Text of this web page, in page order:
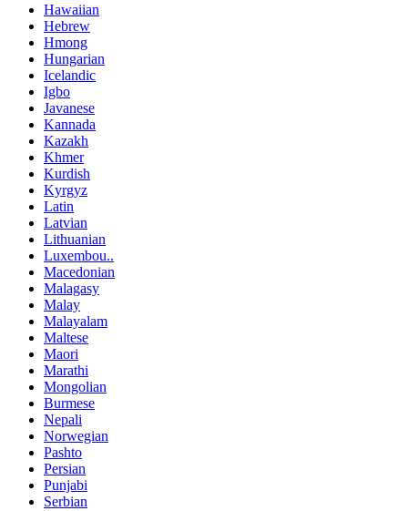
Hawaiian
Hebrew
Hmong
Hungarian
Icelandic
Igbo
Javanese
Kannada
Kazakh
Khmer
Kurdish
Kyrgyz
Latin
Latvian
Lithuanian
Luxembou..
Macedonian
Malagasy
Malay
Malayalam
Maltese
Maori
Marathi
Mongolian
Burmese
Nepali
Norwegian
Pashto
Persian
Punjabi
Serbian